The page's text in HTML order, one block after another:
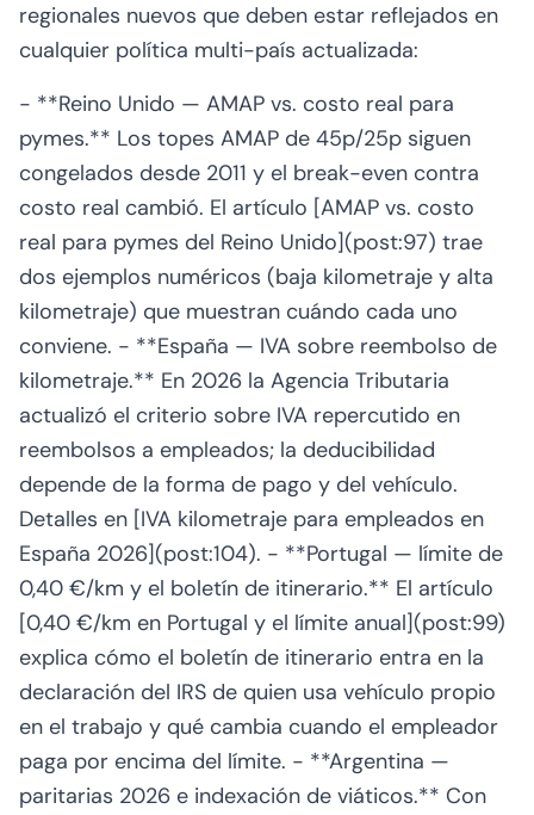
regionales nuevos que deben estar reflejados en
cualquier política multi-país actualizada:
- **Reino Unido — AMAP vs. costo real para
pymes.** Los topes AMAP de 45p/25p siguen
congelados desde 2011 y el break-even contra
costo real cambió. El artículo [AMAP vs. costo
real para pymes del Reino Unido](post:97) trae
dos ejemplos numéricos (baja kilometraje y alta
kilometraje) que muestran cuándo cada uno
conviene. - **España — IVA sobre reembolso de
kilometraje.** En 2026 la Agencia Tributaria
actualizó el criterio sobre IVA repercutido en
reembolsos a empleados; la deducibilidad
depende de la forma de pago y del vehículo.
Detalles en [IVA kilometraje para empleados en
España 2026](post:104). - **Portugal — límite de
0,40 €/km y el boletín de itinerario.** El artículo
[0,40 €/km en Portugal y el límite anual](post:99)
explica cómo el boletín de itinerario entra en la
declaración del IRS de quien usa vehículo propio
en el trabajo y qué cambia cuando el empleador
paga por encima del límite. - **Argentina —
paritarias 2026 e indexación de viáticos.** Con